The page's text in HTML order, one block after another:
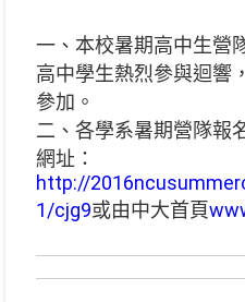
一、本校暑期高中生營
高中學生熱烈參與迴響
參加。
二、各學系暑期營隊報
網址：
http://
1/cjg9或由中大首頁